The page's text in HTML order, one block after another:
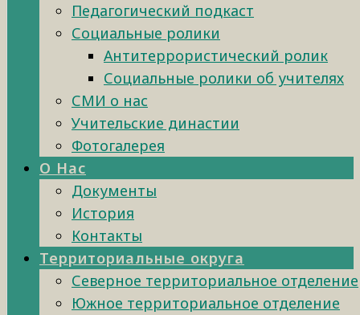
Педагогический подкаст
Социальные ролики
Антитеррористический ролик
Социальные ролики об учителях
СМИ о нас
Учительские династии
Фотогалерея
О Нас
Документы
История
Контакты
Территориальные округа
Северное территориальное отделение
Южное территориальное отделение